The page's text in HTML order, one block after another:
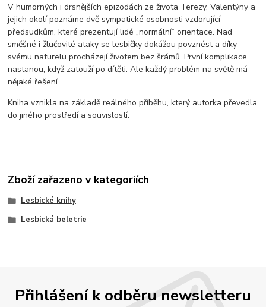
V humorných i drsnějších epizodách ze života Terezy, Valentýny a
jejich okolí poznáme dvě sympatické osobnosti vzdorující
předsudkům, které prezentují lidé „normální“ orientace. Nad
směšné i žlučovité ataky se lesbičky dokážou povznést a díky
svému naturelu procházejí životem bez šrámů. První komplikace
nastanou, když zatouží po dítěti. Ale každý problém na světě má
nějaké řešení...
Kniha vznikla na základě reálného příběhu, který autorka převedla
do jiného prostředí a souvislostí.
Zboží zařazeno v kategoriích
Lesbické knihy
Lesbická beletrie
Přihlášení k odběru newsletteru